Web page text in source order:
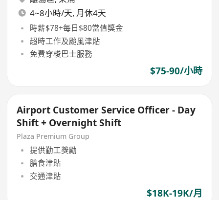
4~8小時/天, 月休4天
時薪$78+每日$80當值獎金
超時工作及颱風津貼
免費穿梭巴士服務
$75-90/小時
Airport Customer Service Officer - Day
Shift + Overnight Shift
Plaza Premium Group
提供勤工獎勵
膳食津貼
交通津貼
$18K-19K/月